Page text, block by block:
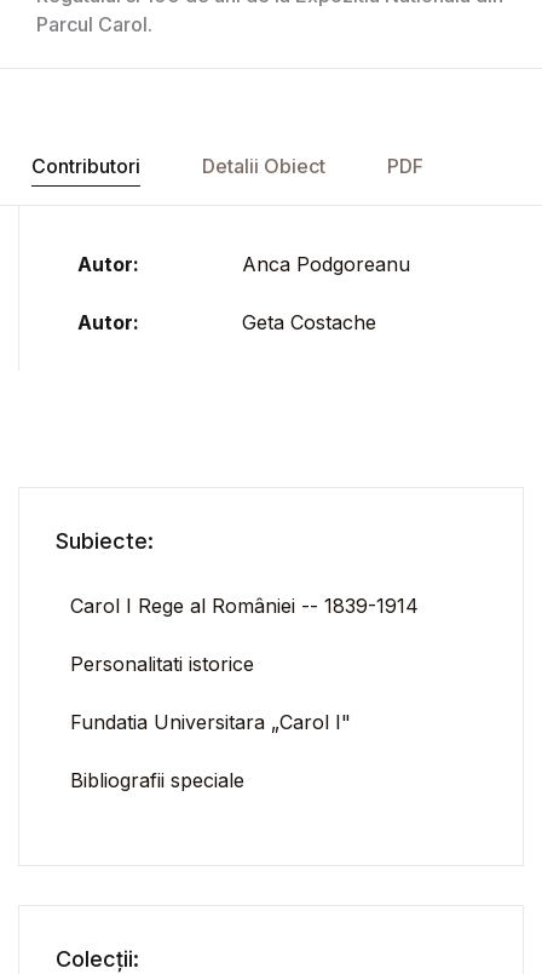
Parcul Carol.
Contributori Detalii Obiect PDF
Autor: Anca Podgoreanu
Autor: Geta Costache
Subiecte:
Carol I Rege al României -- 1839-1914
Personalitati istorice
Fundatia Universitara „Carol I"
Bibliografii speciale
Colecții: